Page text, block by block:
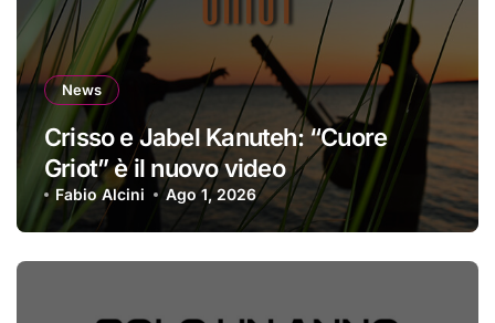
News
Crisso e Jabel Kanuteh: “Cuore
Griot” è il nuovo video
Fabio Alcini Ago 1, 2026